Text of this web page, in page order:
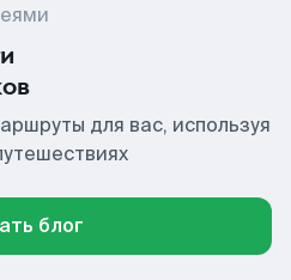
для вас, используя
блог